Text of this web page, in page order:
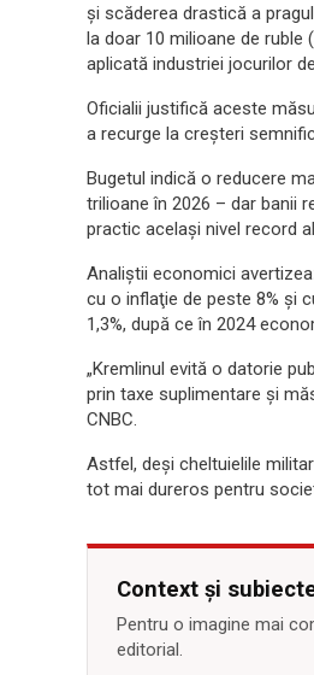
şi scăderea drastică a
la doar 10 milioane de ruble
aplicată industriei jocurilor
Oficialii justifică aceste
a recurge la creşteri
Bugetul indică o reducere
trilioane în 2026 – dar banii
practic acelaşi nivel record
Analiştii economici
cu o inflaţie de peste 8% şi
1,3%, după ce în 2024
„Kremlinul evită o datorie
prin taxe suplimentare şi
CNBC.
Astfel, deşi cheltuielile
tot mai dureros pentru
Context și
Pentru o imagine mai
editorial.